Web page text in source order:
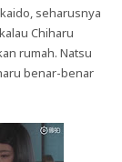
seharusnya
Chiharu
rumah. Natsu
benar-benar